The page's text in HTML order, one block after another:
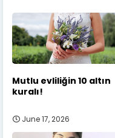
Mutlu evliliğin 10 altın
kuralı!
June 17, 2026